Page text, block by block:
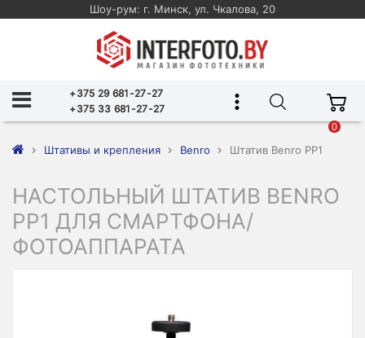
Шоу-рум: г. Минск, ул. Чкалова, 20
+375 29 681-27-27
+375 33 681-27-27
0
Штативы и крепления Benro Штатив Benro PP1
НАСТОЛЬНЫЙ ШТАТИВ BENRO
PP1 ДЛЯ СМАРТФОНА/
ФОТОАППАРАТА